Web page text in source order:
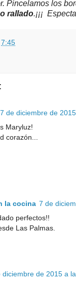
Pincelamos los
rallado.¡¡¡
7:45
7 de diciembre de
Maryluz!
corazón...
la cocina 7 de
perfectos!!
Las Palmas.
diciembre de 2015 a